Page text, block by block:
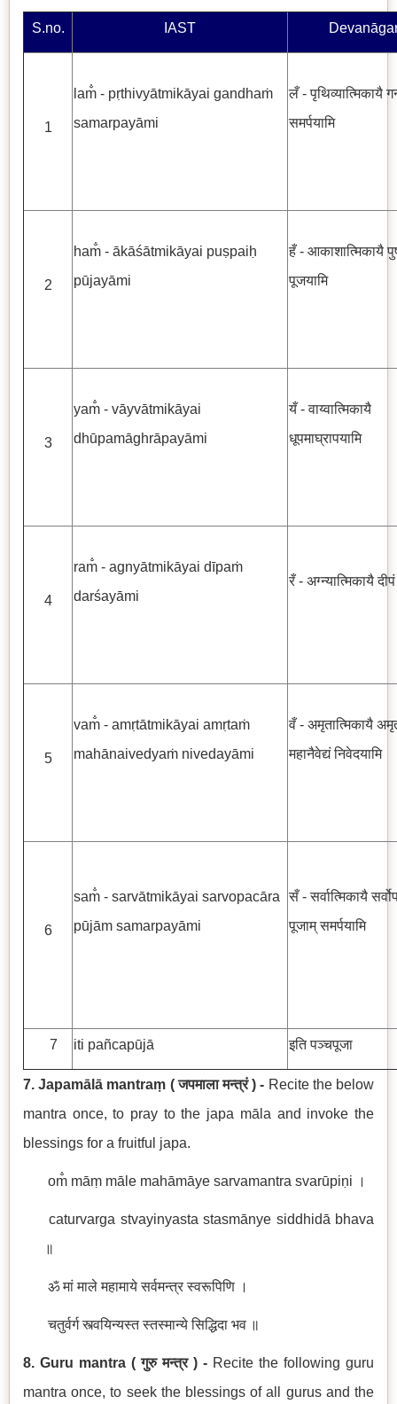
S.no. IAST
1
lam̐ - pṛthivyātmikāyai gandhaṁ
samarpayāmi
लँ - पृथिव्यात्मिकायै
समर्पयामि
2
ham̐ - ākāśātmikāyai puṣpaiḥ
pūjayāmi
हँ - आकाशात्मिकायै
पूजयामि
3
yam̐ - vāyvātmikāyai
dhūpamāghrāpayāmi
यँ - वाय्वात्मिकायै
धूपमाघ्रापयामि
4
ram̐ - agnyātmikāyai dīpaṁ
darśayāmi
रँ - अग्न्यात्मिकायै दीपं
5
vam̐ - amṛtātmikāyai amṛtaṁ
mahānaivedyaṁ nivedayāmi
वँ - अमृतात्मिकायै
महानैवेद्यं निवेदयामि
6
sam̐ - sarvātmikāyai sarvopacāra
pūjām samarpayāmi
सँ - सर्वात्मिकायै
पूजाम् समर्पयामि
7 iti pañcapūjā इतिपञ्चपूजा
7. Japamālā mantraṃ (जपमाला मन्त्रं) - Recite the below
mantra once, to pray to the japa māla and invoke the
blessings for a fruitful japa.
om̐ māṃ māle mahāmāye sarvamantra svarūpiṇi ।
caturvarga stvayinyasta stasmānye siddhidā bhava
॥
ॐ मां माले महामाये सर्वमन्त्र स्वरूपिणि ।
चतुर्वर्ग स्त्वयिन्यस्त स्तस्मान्ये सिद्धिदा भव ॥
8. Guru mantra ( गुरु मन्त्र ) - Recite the following guru
mantra once, to seek the blessings of all gurus and the